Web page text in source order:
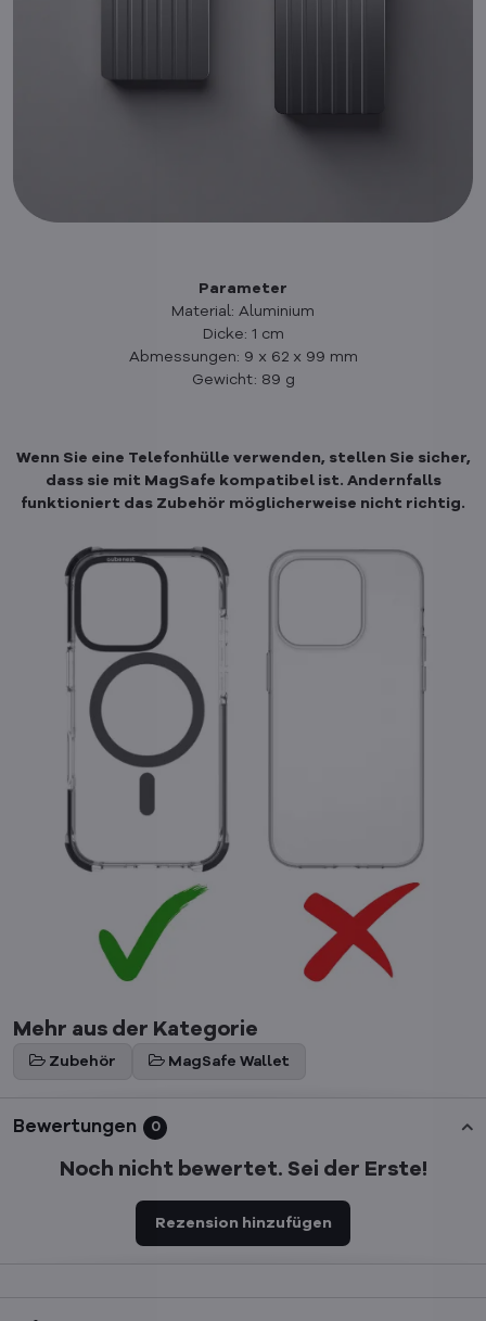
Parameter
Material: Aluminium
Dicke: 1 cm
Abmessungen: 9 x 62 x 99 mm
Gewicht: 89 g
Wenn Sie eine Telefonhülle verwenden, stellen Sie sicher,
dass sie mit MagSafe kompatibel ist. Andernfalls
funktioniert das Zubehör möglicherweise nicht richtig.
Mehr aus der Kategorie
Zubehör MagSafe Wallet
Bewertungen 0
Noch nicht bewertet. Sei der Erste!
Rezension hinzufügen